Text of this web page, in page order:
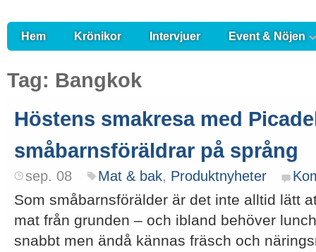
Hem Krönikor Intervjuer Event & Nöjen
Tag: Bangkok
Höstens smakresa med
småbarnsföräldrar på språng
sep. 08 Mat & bak, Produktnyheter
Som småbarnsförälder är det inte alltid lätt
mat från grunden – och ibland behöver
snabbt men ändå kännas fräsch och